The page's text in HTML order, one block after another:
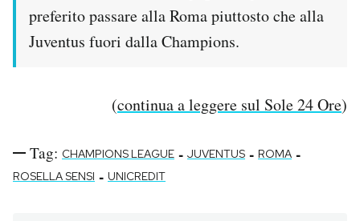
preferito passare alla Roma piuttosto che alla
Juventus fuori dalla Champions.
(continua a leggere sul Sole 24 Ore)
Tag: CHAMPIONS LEAGUE - JUVENTUS - ROMA -
ROSELLA SENSI - UNICREDIT